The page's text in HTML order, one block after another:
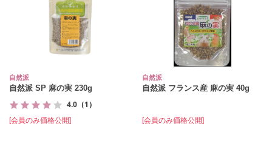
自然派
自然派 SP 麻の実 230g
4.0 （1）
[会員のみ価格公開]
自然派
自然派 フランス産 麻の実 40g
[会員のみ価格公開]